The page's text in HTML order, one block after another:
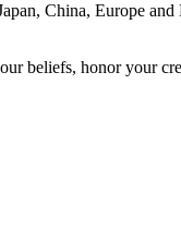
China, Europe
beliefs, honor your